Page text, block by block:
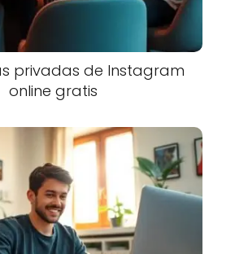
privadas de Instagram
online gratis